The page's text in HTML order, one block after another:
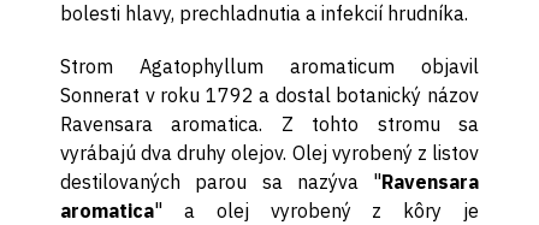
bolesti hlavy, prechladnutia a infekcií hrudníka.
Strom Agatophyllum aromaticum objavil
Sonnerat v roku 1792 a dostal botanický názov
Ravensara aromatica. Z tohto stromu sa
vyrábajú dva druhy olejov. Olej vyrobený z listov
destilovaných parou sa nazýva "Ravensara
aromatica" a olej vyrobený z kôry je